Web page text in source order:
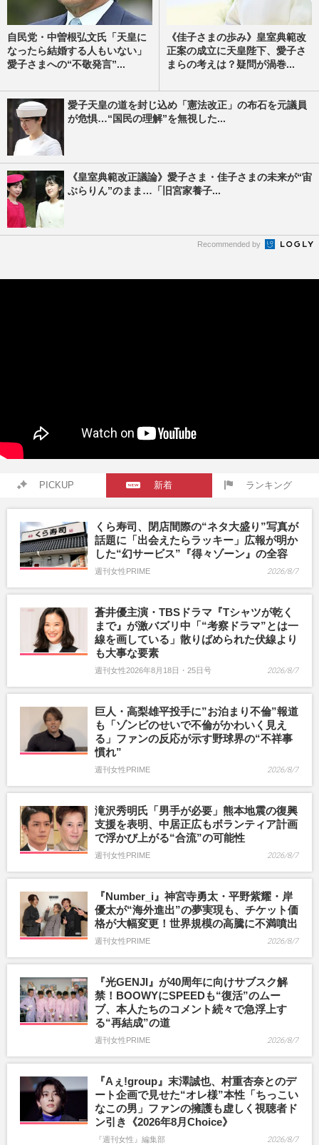
自民党・中曽根弘文氏「天皇に
なったら結婚する人もいない」
愛子さまへの“不敬発言”...
《佳子さまの歩み》皇室典範改
正案の成立に天皇陛下、愛子さ
まらの考えは？疑問が渦巻...
愛子天皇の道を封じ込め「憲法改正」の布石を元議員
が危惧…“国民の理解”を無視した...
《皇室典範改正議論》愛子さま・佳子さまの未来が“宙
ぶらりん”のまま…「旧宮家養子...
Recommended by
PICKUP 新着 ランキング
くら寿司、閉店間際の“ネタ大盛り”写真が
話題に「出会えたらラッキー」広報が明か
した“幻サービス”『得々ゾーン』の全容
週刊女性PRIME 2026/8/7
蒼井優主演・TBSドラマ『Tシャツが乾く
まで』が激バズリ中「“考察ドラマ”とは一
線を画している」散りばめられた伏線より
も大事な要素
週刊女性2026年8月18日・25日号 2026/8/7
巨人・高梨雄平投手に”お泊まり不倫”報道
も「ゾンビのせいで不倫がかわいく見え
る」ファンの反応が示す野球界の“不祥事
慣れ”
週刊女性PRIME 2026/8/7
滝沢秀明氏「男手が必要」熊本地震の復興
支援を表明、中居正広もボランティア計画
で浮かび上がる“合流”の可能性
週刊女性PRIME 2026/8/7
『Number_i』神宮寺勇太・平野紫耀・岸
優太が“海外進出”の夢実現も、チケット価
格が大幅変更！世界規模の高騰に不満噴出
週刊女性PRIME 2026/8/7
『光GENJI』が40周年に向けサブスク解
禁！BOOWYにSPEEDも“復活”のムー
ブ、本人たちのコメント続々で急浮上す
る“再結成”の道
週刊女性PRIME 2026/8/7
『Aぇ!group』末澤誠也、村重杏奈とのデ
ート企画で見せた“オレ様”本性「ちっこい
なこの男」ファンの擁護も虚しく視聴者ド
ン引き《2026年8月Choice》
『週刊女性』編集部 2026/8/7